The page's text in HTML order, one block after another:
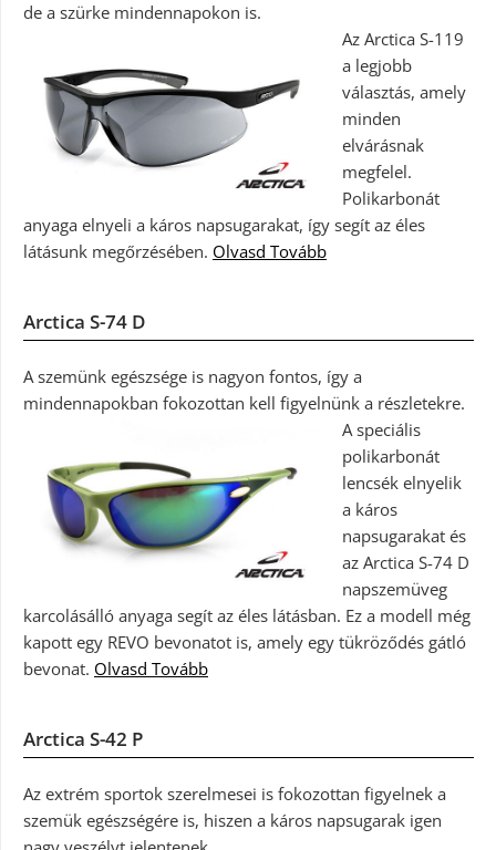
de a szürke mindennapokon is.
Az Arctica S-119
a legjobb
választás, amely
minden
elvárásnak
megfelel.
Polikarbonát
anyaga elnyeli a káros napsugarakat, így segít az éles
látásunk megőrzésében. Olvasd Tovább
Arctica S-74 D
A szemünk egészsége is nagyon fontos, így a
mindennapokban fokozottan kell figyelnünk a részletekre.
A speciális
polikarbonát
lencsék elnyelik
a káros
napsugarakat és
az Arctica S-74 D
napszemüveg
karcolásálló anyaga segít az éles látásban. Ez a modell még
kapott egy REVO bevonatot is, amely egy tükröződés gátló
bevonat. Olvasd Tovább
Arctica S-42 P
Az extrém sportok szerelmesei is fokozottan figyelnek a
szemük egészségére is, hiszen a káros napsugarak igen